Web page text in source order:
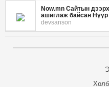
Now.mn Сайтын
ашиглаж байсан
devsanson